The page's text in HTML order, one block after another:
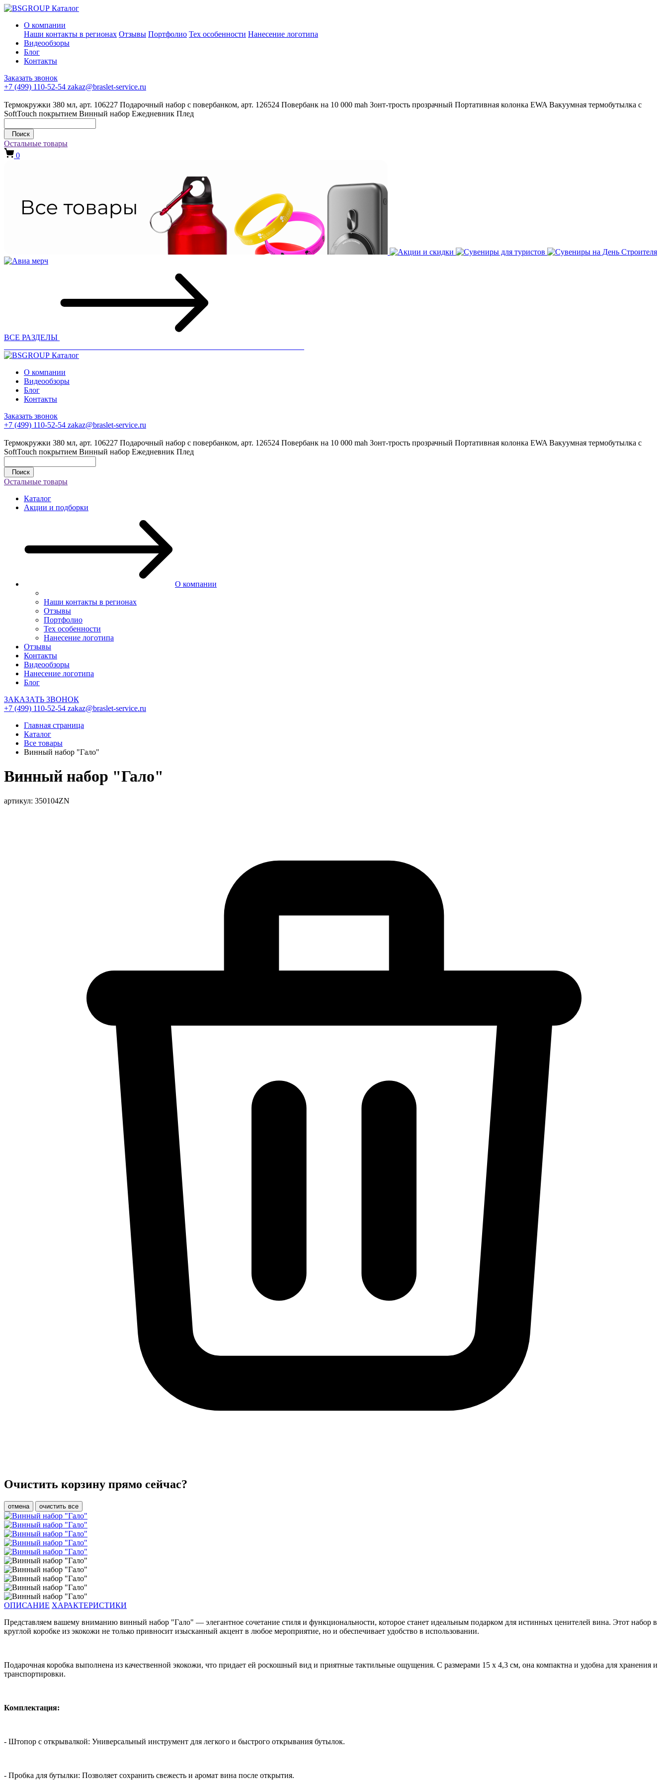
Каталог
О компании
Наши контакты в регионах Отзывы Портфолио Тех особенности Нанесение логотипа
Видеообзоры
Блог
Контакты
Заказать звонок
+7 (499) 110-52-54 zakaz@braslet-service.ru
Термокружки 380 мл, арт. 106227 Подарочный набор с повербанком, арт. 126524 Повербанк на 10 000 mah Зонт-трость прозрачный Портативная колонка EWA Вакуумная термобутылка с
SoftTouch покрытием Винный набор Ежедневник Плед
Поиск
Остальные товары
0
ВСЕ РАЗДЕЛЫ
Каталог
О компании
Видеообзоры
Блог
Контакты
Заказать звонок
+7 (499) 110-52-54 zakaz@braslet-service.ru
Термокружки 380 мл, арт. 106227 Подарочный набор с повербанком, арт. 126524 Повербанк на 10 000 mah Зонт-трость прозрачный Портативная колонка EWA Вакуумная термобутылка с
SoftTouch покрытием Винный набор Ежедневник Плед
Поиск
Остальные товары
Каталог
Акции и подборки
О компании
Наши контакты в регионах
Отзывы
Портфолио
Тех особенности
Нанесение логотипа
Отзывы
Контакты
Видеообзоры
Нанесение логотипа
Блог
ЗАКАЗАТЬ ЗВОНОК
+7 (499) 110-52-54 zakaz@braslet-service.ru
Главная страница
Каталог
Все товары
Винный набор "Гало"
Винный набор "Гало"
артикул: 350104ZN
Очистить корзину прямо сейчас?
отмена очистить все
ОПИСАНИЕ ХАРАКТЕРИСТИКИ
Представляем вашему вниманию винный набор "Гало" — элегантное сочетание стиля и функциональности, которое станет идеальным подарком для истинных ценителей вина. Этот набор в
круглой коробке из экокожи не только привносит изысканный акцент в любое мероприятие, но и обеспечивает удобство в использовании.
Подарочная коробка выполнена из качественной экокожи, что придает ей роскошный вид и приятные тактильные ощущения. С размерами 15 x 4,3 см, она компактна и удобна для хранения и
транспортировки.
Комплектация:
- Штопор с открывалкой: Универсальный инструмент для легкого и быстрого открывания бутылок.
- Пробка для бутылки: Позволяет сохранить свежесть и аромат вина после открытия.